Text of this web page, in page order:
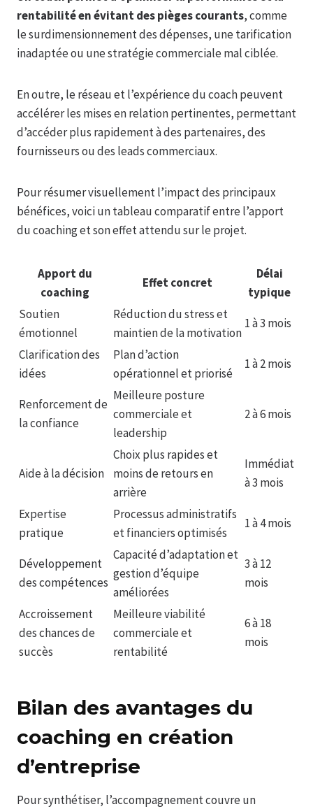
rentabilité en évitant des pièges courants, comme
le surdimensionnement des dépenses, une tarification
inadaptée ou une stratégie commerciale mal ciblée.
En outre, le réseau et l’expérience du coach peuvent
accélérer les mises en relation pertinentes, permettant
d’accéder plus rapidement à des partenaires, des
fournisseurs ou des leads commerciaux.
Pour résumer visuellement l’impact des principaux
bénéfices, voici un tableau comparatif entre l’apport
du coaching et son effet attendu sur le projet.
Apport du
coaching
Effet concret
Délai
typique
Soutien
émotionnel
Réduction du stress et
maintien de la motivation
1 à 3 mois
Clarification des
idées
Plan d’action
opérationnel et priorisé
1 à 2 mois
Renforcement de
la confiance
Meilleure posture
commerciale et
leadership
2 à 6 mois
Aide à la décision
Choix plus rapides et
moins de retours en
arrière
Immédiat
à 3 mois
Expertise
pratique
Processus administratifs
et financiers optimisés
1 à 4 mois
Développement
des compétences
Capacité d’adaptation et
gestion d’équipe
améliorées
3 à 12
mois
Accroissement
des chances de
succès
Meilleure viabilité
commerciale et
rentabilité
6 à 18
mois
Bilan des avantages du
coaching en création
d’entreprise
Pour synthétiser, l’accompagnement couvre un